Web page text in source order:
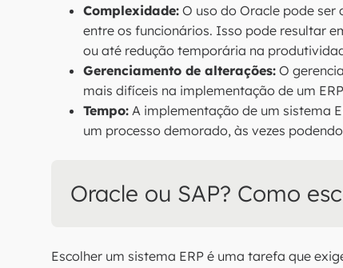
Complexidade: O uso do Oracle pode
entre os funcionários. Isso pode resultar
ou até redução temporária na
Gerenciamento de alterações: O
mais difíceis na implementação de um
Tempo: A implementação de um sistema
um processo demorado, às vezes
Oracle ou SAP? Como
Escolher um sistema ERP é uma tarefa que